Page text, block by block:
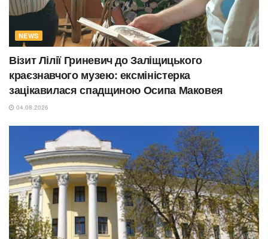
NEWS
Візит Лілії Гриневич до Заліщицького
краєзнавчого музею: ексміністерка
зацікавилася спадщиною Осипа Маковея
04.08.2026